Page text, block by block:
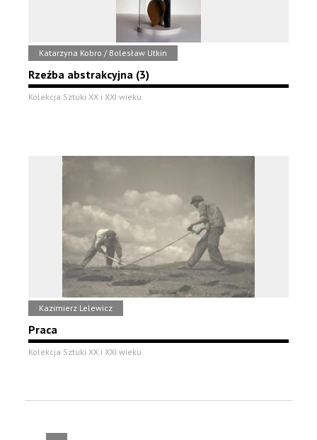
Katarzyna Kobro / Bolesław Utkin
Rzeźba abstrakcyjna (3)
Kolekcja Sztuki XX i XXI wieku
Kazimierz Lelewicz
Praca
Kolekcja Sztuki XX i XXI wieku